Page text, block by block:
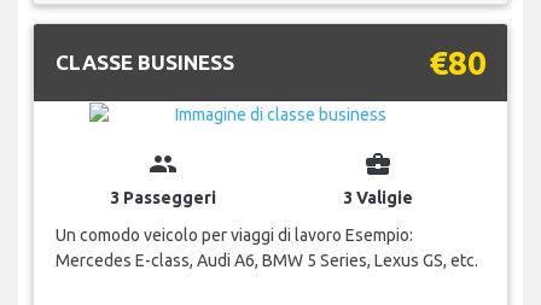
CLASSE BUSINESS €80
group
3 Passeggeri
business_center
3 Valigie
Un comodo veicolo per viaggi di lavoro Esempio:
Mercedes E-class, Audi A6, BMW 5 Series, Lexus GS, etc.